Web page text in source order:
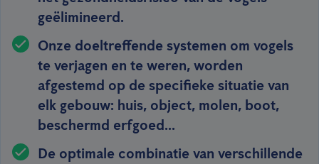
geëlimineerd.
Onze doeltreffende systemen om vogels
te verjagen en te weren, worden
afgestemd op de specifieke situatie van
elk gebouw: huis, object, molen, boot,
beschermd erfgoed...
De optimale combinatie van verschillende